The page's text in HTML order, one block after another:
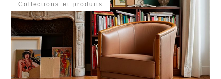
Collections et produits